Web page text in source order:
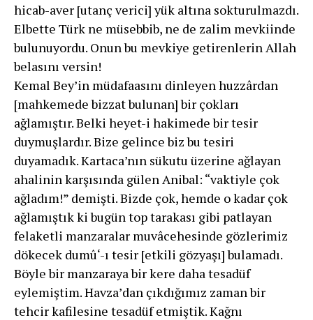
hicab-aver [utanç verici] yük altına sokturulmazdı.
Elbette Türk ne müsebbib, ne de zalim mevkiinde
bulunuyordu. Onun bu mevkiye getirenlerin Allah
belasını versin!
Kemal Bey’in müdafaasını dinleyen huzzârdan
[mahkemede bizzat bulunan] bir çokları
ağlamıştır. Belki heyet-i hakimede bir tesir
duymuşlardır. Bize gelince biz bu tesiri
duyamadık. Kartaca’nın sükutu üzerine ağlayan
ahalinin karşısında gülen Anibal: “vaktiyle çok
ağladım!” demişti. Bizde çok, hemde o kadar çok
ağlamıştık ki bugün top tarakası gibi patlayan
felaketli manzaralar muvâcehesinde gözlerimiz
dökecek dumû‘-ı tesir [etkili gözyaşı] bulamadı.
Böyle bir manzaraya bir kere daha tesadüf
eylemiştim. Havza’dan çıkdığımız zaman bir
tehcir kafilesine tesadüf etmiştik. Kağnı